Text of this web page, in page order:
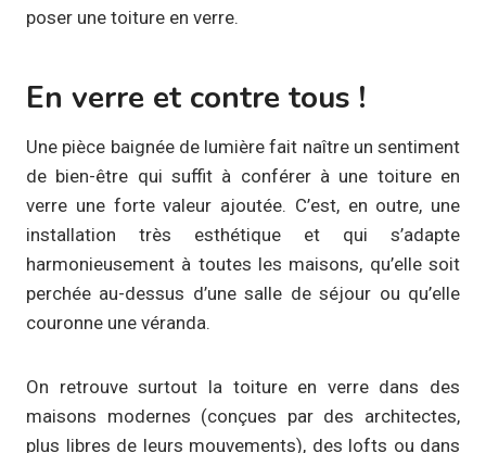
poser une toiture en verre.
En verre et contre tous !
Une pièce baignée de lumière fait naître un sentiment
de bien-être qui suffit à conférer à une toiture en
verre une forte valeur ajoutée. C’est, en outre, une
installation très esthétique et qui s’adapte
harmonieusement à toutes les maisons, qu’elle soit
perchée au-dessus d’une salle de séjour ou qu’elle
couronne une véranda.
On retrouve surtout la toiture en verre dans des
maisons modernes (conçues par des architectes,
plus libres de leurs mouvements), des lofts ou dans